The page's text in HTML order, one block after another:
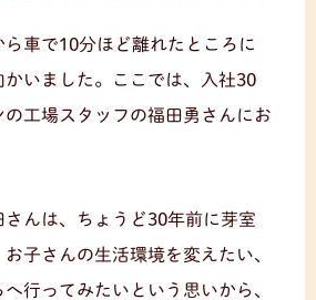
車で10分ほど離れたところに
かいました。ここでは、入社30
工場スタッフの福田勇さんにお
んは、ちょうど30年前に芽室
子さんの生活環境を変えたい、
行ってみたいという思いから、